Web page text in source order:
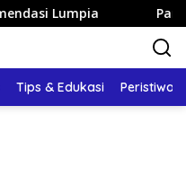
Panduan Wisata
Tips & Edukasi Peristiwa